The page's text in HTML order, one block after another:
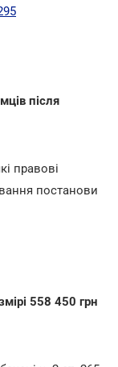
після
правові
постанови
558 450 грн